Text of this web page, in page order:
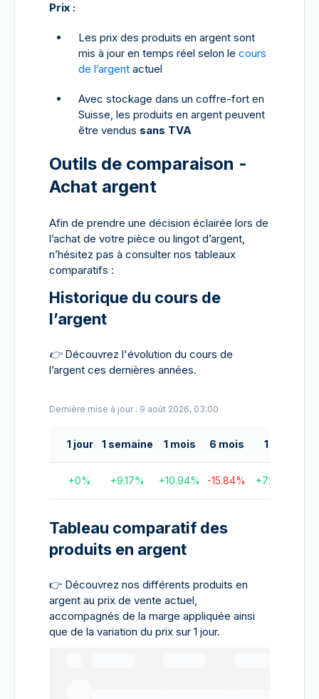
Prix :
Les prix des produits en argent sont
mis à jour en temps réel selon le cours
de l’argent actuel
Avec stockage dans un coffre-fort en
Suisse, les produits en argent peuvent
être vendus sans TVA
Outils de comparaison -
Achat argent
Afin de prendre une décision éclairée lors de
l’achat de votre pièce ou lingot d’argent,
n’hésitez pas à consulter nos tableaux
comparatifs :
Historique du cours de
l’argent
👉Découvrez l'évolution du cours de
l’argent ces dernières années.
Dernière mise à jour : 9 août 2026, 03:00
1 jour 1 semaine 1 mois 6 mois 1 an
+0% +9.17% +10.94% -15.84% +72.2
Tableau comparatif des
produits en argent
👉 Découvrez nos différents produits en
argent au prix de vente actuel,
accompagnés de la marge appliquée ainsi
que de la variation du prix sur 1 jour.